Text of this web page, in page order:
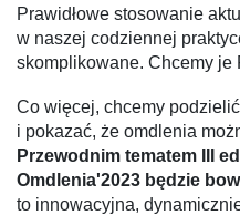
Prawidłowe stosowanie
w naszej codziennej
skomplikowane. Chcemy je
Co więcej, chcemy
i pokazać, że omdlenia
Przewodnim tematem III
Omdlenia'2023 będzie
to innowacyjna,